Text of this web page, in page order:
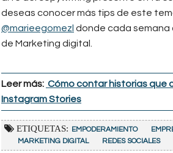
deseas conocer más tips de este
@marieegomezl donde cada
de Marketing digital.
Leer más: Cómo contar historias que
Instagram Stories
ETIQUETAS: EMPODERAMIENTO
MARKETING DIGITAL
REDES SOCIALES